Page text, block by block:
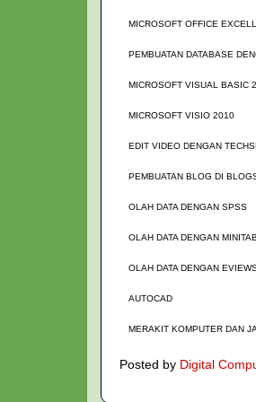
MICROSOFT OFFICE
PEMBUATAN DATABASE
MICROSOFT VISUAL BASIC
MICROSOFT VISIO 2010
EDIT VIDEO DENGAN
PEMBUATAN BLOG DI
OLAH DATA DENGAN SPSS
OLAH DATA DENGAN MINITAB
OLAH DATA DENGAN
AUTOCAD
MERAKIT KOMPUTER DAN
Posted by Digital